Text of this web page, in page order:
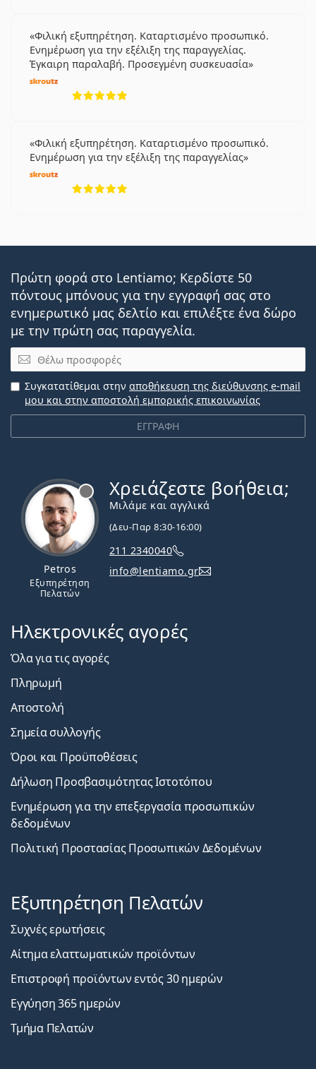
Φιλική εξυπηρέτηση. Καταρτισμένο προσωπικό.
Ενημέρωση για την εξέλιξη της παραγγελίας.
Έγκαιρη παραλαβή. Προσεγμένη συσκευασία
Φιλική εξυπηρέτηση. Καταρτισμένο προσωπικό.
Ενημέρωση για την εξέλιξη της παραγγελίας
Πρώτη φορά στο Lentiamo; Κερδίστε 50
πόντους μπόνους για την εγγραφή σας στο
ενημερωτικό μας δελτίο και επιλέξτε ένα δώρο
με την πρώτη σας παραγγελία.
Email
ΕΓΓΡΑΦΗ
Συγκατατίθεμαι στην αποθήκευση της διεύθυνσης e-mail
μου και στην αποστολή εμπορικής επικοινωνίας
Petros
Εξυπηρέτηση
Πελατών
Χρειάζεστε βοήθεια;
Μιλάμε και αγγλικά
(Δευ-Παρ 8:30-16:00)
211 2340040
info@lentiamo.gr
Ηλεκτρονικές αγορές
Όλα για τις αγορές
Πληρωμή
Αποστολή
Σημεία συλλογής
Όροι και Προϋποθέσεις
Δήλωση Προσβασιμότητας Ιστοτόπου
Ενημέρωση για την επεξεργασία προσωπικών
δεδομένων
Πολιτική Προστασίας Προσωπικών Δεδομένων
Εξυπηρέτηση Πελατών
Συχνές ερωτήσεις
Αίτημα ελαττωματικών προϊόντων
Επιστροφή προϊόντων εντός 30 ημερών
Εγγύηση 365 ημερών
Τμήμα Πελατών